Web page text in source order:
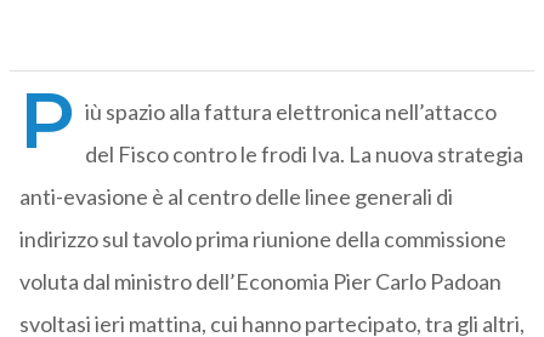
P iù spazio alla fattura elettronica nell’attacco
del Fisco contro le frodi Iva. La nuova strategia
anti-evasione è al centro delle linee generali di
indirizzo sul tavolo prima riunione della commissione
voluta dal ministro dell’Economia Pier Carlo Padoan
svoltasi ieri mattina, cui hanno partecipato, tra gli altri,